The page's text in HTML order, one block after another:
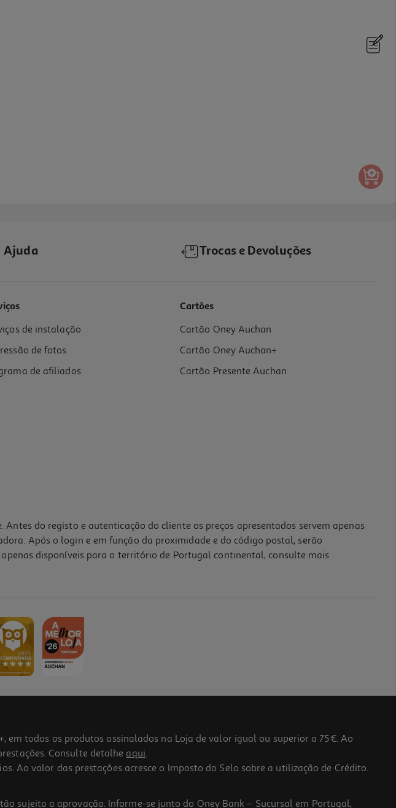
Ajuda Trocas e Devoluções
de instalação
de fotos
de afiliados
Cartões
Cartão Oney Auchan
Cartão Oney Auchan+
Cartão Presente Auchan
do registo e autenticação do cliente os preços apresentados servem apenas
Após o login e em função da proximidade e do código postal, serão
disponíveis para o território de Portugal continental, consulte mais
todos os produtos assinalados na Loja de valor igual ou superior a 75€. Ao
Consulte detalhe aqui.
Ao valor das prestações acresce o Imposto do Selo sobre a utilização de Crédito.
sujeita a aprovação. Informe-se junto do Oney Bank – Sucursal em Portugal,